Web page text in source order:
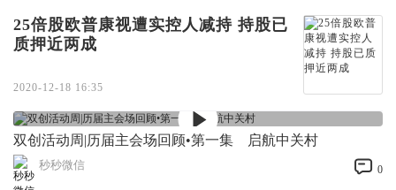
25倍股欧普康视遭实控人减持 持股已
质押近两成
2020-12-18 16:35
双创活动周|历届主会场回顾•第一集 启航中关村
秒秒微信 0